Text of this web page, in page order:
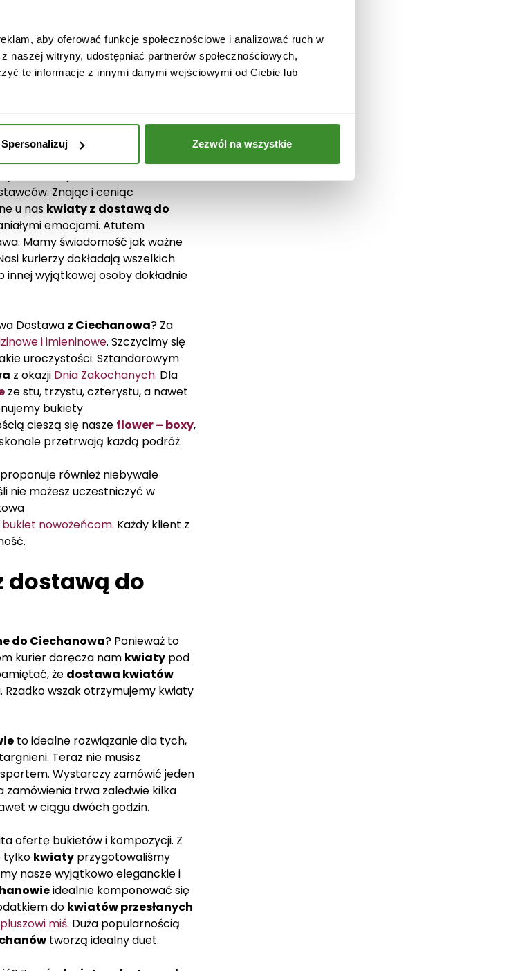
aby oferować funkcje społecznościowe i analizować ruch w
witryny, udostępniać partnerów społecznościowych,
te informacje z innymi danymi wejściowymi od Ciebie lub
Spersonalizuj Zezwól na wszystkie
w
to profesjonalna, rzetelna i
kraju. Dzięki współpracy
pracownicy kochają kwiaty, a
gwarancję, że
oczekiwania. Co jeszcze sprawia,
Znając i ceniąc
u nas kwiaty z dostawą do
emocjami. Atutem
Mamy świadomość jak ważne
kurierzy dokładają wszelkich
innej wyjątkowej osoby dokładnie
Dostawa z Ciechanowa? Za
i imieninowe. Szczycimy się
uroczystości. Sztandarowym
z okazji Dnia Zakochanych. Dla
ze stu, trzystu, czterystu, a nawet
bukiety
cieszą się nasze flower – boxy,
przetrwają każdą podróż.
proponuje również niebywałe
nie możesz uczestniczyć w
bukiet nowożeńcom. Każdy klient z
dostawą do
do Ciechanowa? Ponieważ to
kurier doręcza nam kwiaty pod
że dostawa kwiatów
wszak otrzymujemy kwiaty
to idealne rozwiązanie dla tych,
Teraz nie musisz
Wystarczy zamówić jeden
zamówienia trwa zaledwie kilka
w ciągu dwóch godzin.
ofertę bukietów i kompozycji. Z
tylko kwiaty przygotowaliśmy
nasze wyjątkowo eleganckie i
idealnie komponować się
do kwiatów przesłanych
pluszowi miś. Duża popularnością
tworzą idealny duet.